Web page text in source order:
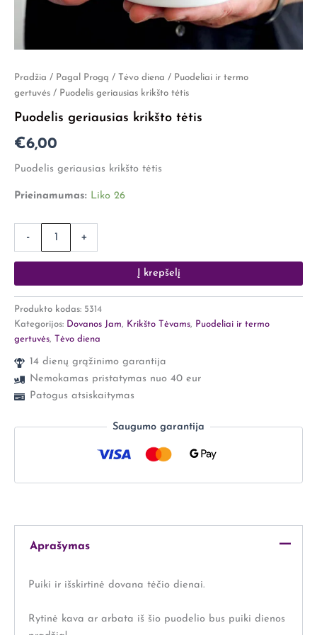
Pradžia / Pagal Progą / Tėvo diena / Puodeliai ir termo
gertuvės / Puodelis geriausias krikšto tėtis
Puodelis geriausias krikšto tėtis
€6,00
Puodelis geriausias krikšto tėtis
Prieinamumas: Liko 26
-
produkto
kiekis:
geriausias
tėtis
+
Į krepšelį
Produkto kodas: 5314
Kategorijos: Dovanos Jam Krikšto Tėvams
Puodeliai ir termo
gertuvės Tėvo diena
14 dienų grąžinimo garantija
Nemokamas pristatymas nuo 40 eur
Patogus atsiskaitymas
Saugumo garantija
Aprašymas
Puiki ir išskirtinė dovana tėčio dienai.
Rytinė kava ar arbata iš šio puodelio bus puiki dienos